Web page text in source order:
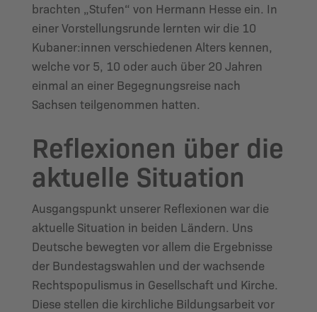
brachten „Stufen“ von Hermann Hesse ein. In
einer Vorstellungsrunde lernten wir die 10
Kubaner:innen verschiedenen Alters kennen,
welche vor 5, 10 oder auch über 20 Jahren
einmal an einer Begegnungsreise nach
Sachsen teilgenommen hatten.
Reflexionen über die
aktuelle Situation
Ausgangspunkt unserer Reflexionen war die
aktuelle Situation in beiden Ländern. Uns
Deutsche bewegten vor allem die Ergebnisse
der Bundestagswahlen und der wachsende
Rechtspopulismus in Gesellschaft und Kirche.
Diese stellen die kirchliche Bildungsarbeit vor